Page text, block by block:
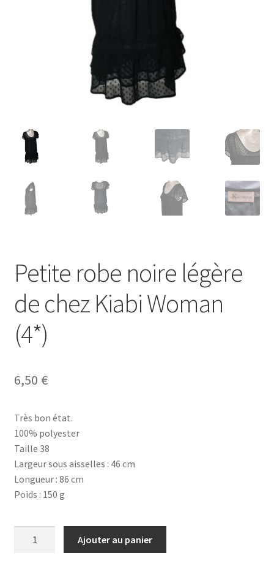
Petite robe noire légère
de chez Kiabi Woman
(4*)
6,50 €
Très bon état.
100% polyester
Taille 38
Largeur sous aisselles : 46 cm
Longueur : 86 cm
Poids : 150 g
Ajouter au panier